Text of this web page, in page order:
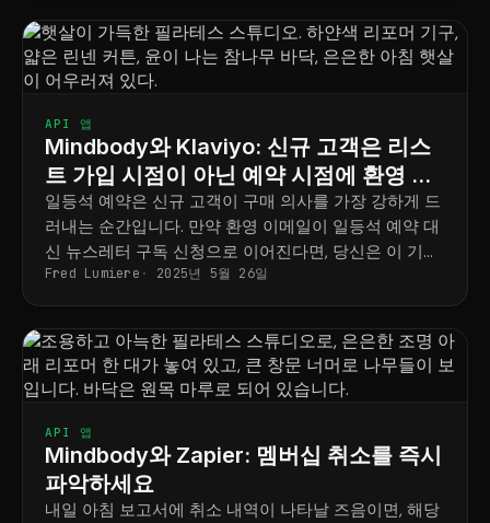
API 앱
Mindbody와 Klaviyo: 신규 고객은 리스
트 가입 시점이 아닌 예약 시점에 환영 인
사를 하세요.
일등석 예약은 신규 고객이 구매 의사를 가장 강하게 드
러내는 순간입니다. 만약 환영 이메일이 일등석 예약 대
신 뉴스레터 구독 신청으로 이어진다면, 당신은 이 기회
를 놓치게 됩니다.
Fred Lumiere 2025년 5월 26일
API 앱
Mindbody와 Zapier: 멤버십 취소를 즉시
파악하세요
내일 아침 보고서에 취소 내역이 나타날 즈음이면, 해당